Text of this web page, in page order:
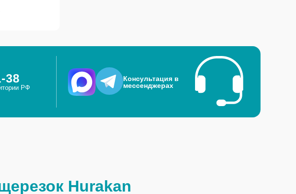
38
РФ
Консультация в
мессенджерах
Hurakan